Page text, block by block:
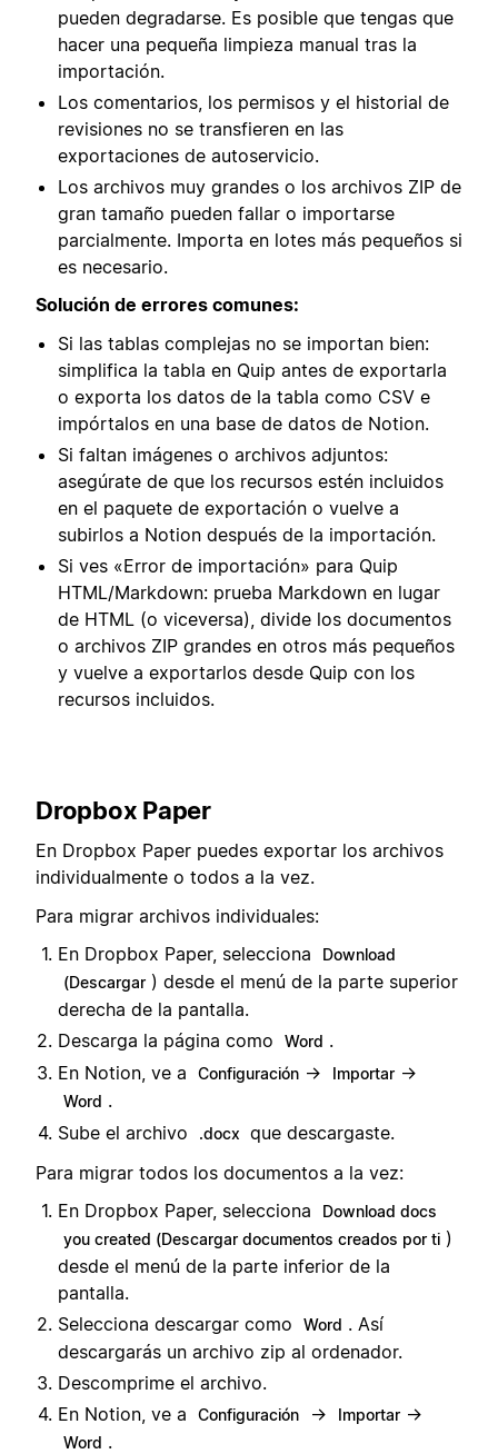
pueden degradarse. Es posible que tengas que
hacer una pequeña limpieza manual tras la
importación.
Los comentarios, los permisos y el historial de
revisiones no se transfieren en las
exportaciones de autoservicio.
Los archivos muy grandes o los archivos ZIP de
gran tamaño pueden fallar o importarse
parcialmente. Importa en lotes más pequeños si
es necesario.
Solución de errores comunes:
Si las tablas complejas no se importan bien:
simplifica la tabla en Quip antes de exportarla
o exporta los datos de la tabla como CSV e
impórtalos en una base de datos de Notion.
Si faltan imágenes o archivos adjuntos:
asegúrate de que los recursos estén incluidos
en el paquete de exportación o vuelve a
subirlos a Notion después de la importación.
Si ves «Error de importación» para Quip
HTML/Markdown: prueba Markdown en lugar
de HTML (o viceversa), divide los documentos
o archivos ZIP grandes en otros más pequeños
y vuelve a exportarlos desde Quip con los
recursos incluidos.
Dropbox Paper
En Dropbox Paper puedes exportar los archivos
individualmente o todos a la vez.
Para migrar archivos individuales:
En Dropbox Paper, selecciona
Download
(Descargar ) desde el menú de la parte superior
derecha de la pantalla.
Descarga la página como
Word .
En Notion, ve a
Configuración → Importar →
Word .
Sube el archivo
.docx que descargaste.
Para migrar todos los documentos a la vez:
En Dropbox Paper, selecciona
Download docs
you created (Descargar documentos creados por ti )
desde el menú de la parte inferior de la
pantalla.
Selecciona descargar como
Word . Así
descargarás un archivo zip al ordenador.
Descomprime el archivo.
En Notion, ve a
Configuración → Importar →
Word .